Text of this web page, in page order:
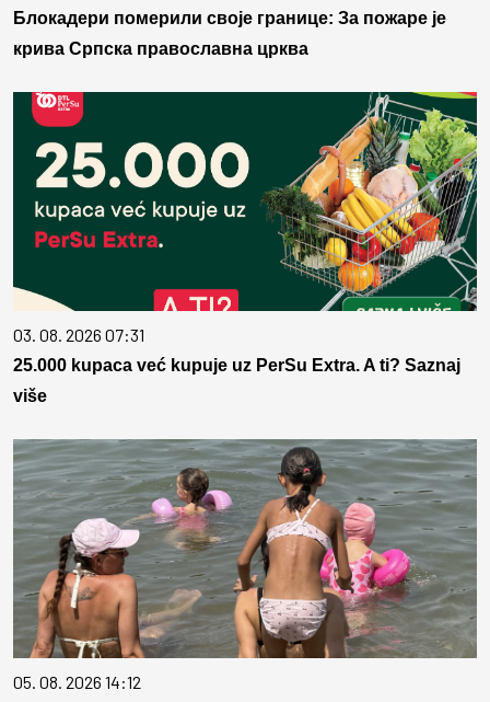
Блокадери померили своје границе: За пожаре је
крива Српска православна црква
03. 08. 2026 07:31
25.000 kupaca već kupuje uz PerSu Extra. A ti? Saznaj
više
05. 08. 2026 14:12